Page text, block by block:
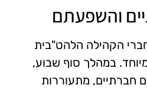
והשפעתם
הקהילה הלהט"בית
במהלך סוף שבוע,
חברתיים, מתעוררות